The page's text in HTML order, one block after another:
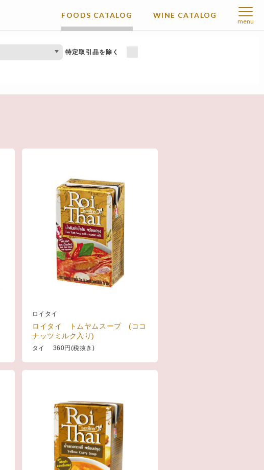
FOODS CATALOG WINE CATALOG
menu
特定取引品を除く
ロイタイ
ロイタイ トムヤムスープ (ココ
ナッツミルク入り)
タイ 360円(税抜き)